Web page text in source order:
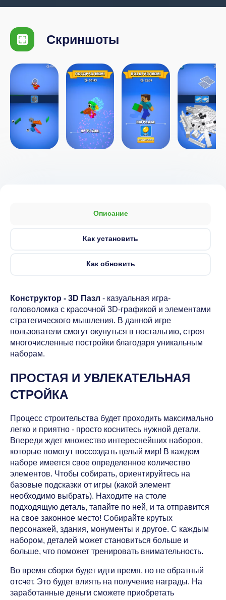
Скриншоты
Описание
Как установить
Как обновить
Конструктор - 3D Пазл - казуальная игра-
головоломка с красочной 3D-графикой и элементами
стратегического мышления. В данной игре
пользователи смогут окунуться в ностальгию, строя
многочисленные постройки благодаря уникальным
наборам.
ПРОСТАЯ И УВЛЕКАТЕЛЬНАЯ
СТРОЙКА
Процесс строительства будет проходить максимально
легко и приятно - просто коснитесь нужной детали.
Впереди ждет множество интереснейших наборов,
которые помогут воссоздать целый мир! В каждом
наборе имеется свое определенное количество
элементов. Чтобы собирать, ориентируйтесь на
базовые подсказки от игры (какой элемент
необходимо выбрать). Находите на столе
подходящую деталь, тапайте по ней, и та отправится
на свое законное место! Собирайте крутых
персонажей, здания, монументы и другое. С каждым
набором, деталей может становиться больше и
больше, что поможет тренировать внимательность.
Во время сборки будет идти время, но не обратный
отсчет. Это будет влиять на получение награды. На
заработанные деньги сможете приобретать